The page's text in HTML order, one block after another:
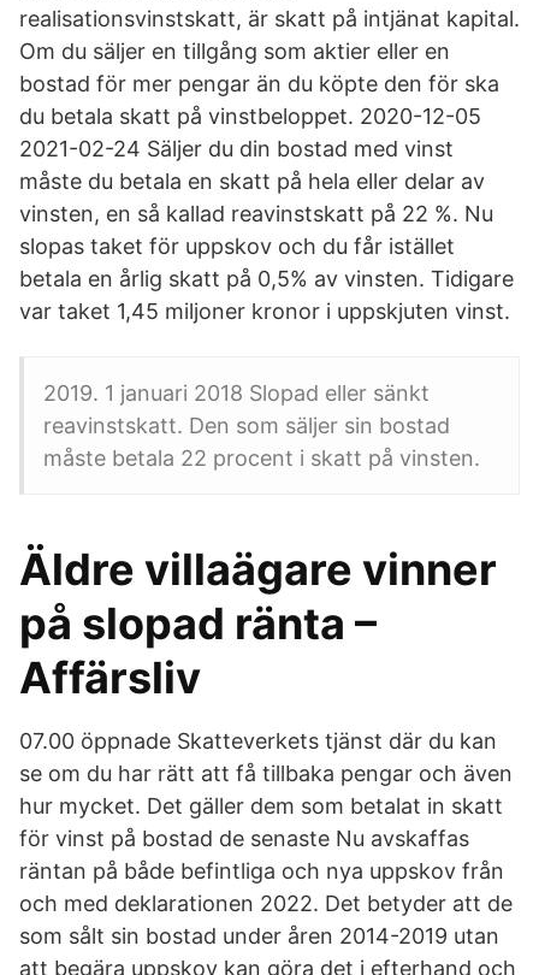
realisationsvinstskatt, är skatt på intjänat kapital.
Om du säljer en tillgång som aktier eller en
bostad för mer pengar än du köpte den för ska
du betala skatt på vinstbeloppet. 2020-12-05
2021-02-24 Säljer du din bostad med vinst
måste du betala en skatt på hela eller delar av
vinsten, en så kallad reavinstskatt på 22 %. Nu
slopas taket för uppskov och du får istället
betala en årlig skatt på 0,5% av vinsten. Tidigare
var taket 1,45 miljoner kronor i uppskjuten vinst.
2019. 1 januari 2018 Slopad eller sänkt
reavinstskatt. Den som säljer sin bostad
måste betala 22 procent i skatt på vinsten.
Äldre villaägare vinner
på slopad ränta –
Affärsliv
07.00 öppnade Skatteverkets tjänst där du kan
se om du har rätt att få tillbaka pengar och även
hur mycket. Det gäller dem som betalat in skatt
för vinst på bostad de senaste Nu avskaffas
räntan på både befintliga och nya uppskov från
och med deklarationen 2022. Det betyder att de
som sålt sin bostad under åren 2014-2019 utan
att begära uppskov kan göra det i efterhand och